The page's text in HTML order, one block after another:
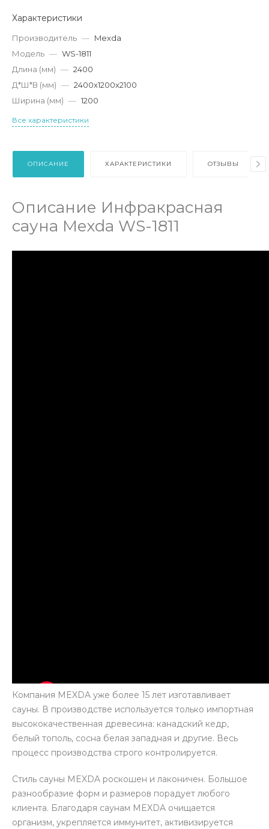
Характеристики
Производитель — Mexda
Модель — WS-1811
Длина (мм) — 2400
Д*Ш*В (мм) — 2400x1200x2100
Ширина (мм) — 1200
Все характеристики
ОПИСАНИЕ ХАРАКТЕРИСТИКИ ОТЗЫВЫ
Описание Инфракрасная
сауна Mexda WS-1811
Компания MEXDA уже более 15 лет изготавливает
сауны. В производстве используется только импортная
высококачественная древесина: канадский кедр,
белый тополь, сосна белая западная и другие. Весь
процесс производства строго контролируется.
Стиль сауны MEXDA роскошен и лаконичен. Большое
разнообразие форм и размеров порадует любого
клиента. Благодаря саунам MEXDA очищается
организм, укрепляется иммунитет, активизируется